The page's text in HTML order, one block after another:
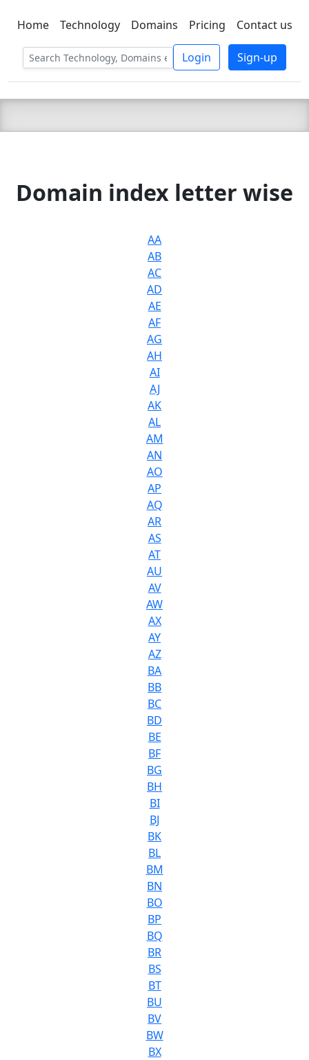
C LIEN TSBEE
Home Technology Domains Pricing Contact us
Login Sign-up
Domain index letter wise
AA
AB
AC
AD
AE
AF
AG
AH
AI
AJ
AK
AL
AM
AN
AO
AP
AQ
AR
AS
AT
AU
AV
AW
AX
AY
AZ
BA
BB
BC
BD
BE
BF
BG
BH
BI
BJ
BK
BL
BM
BN
BO
BP
BQ
BR
BS
BT
BU
BV
BW
BX